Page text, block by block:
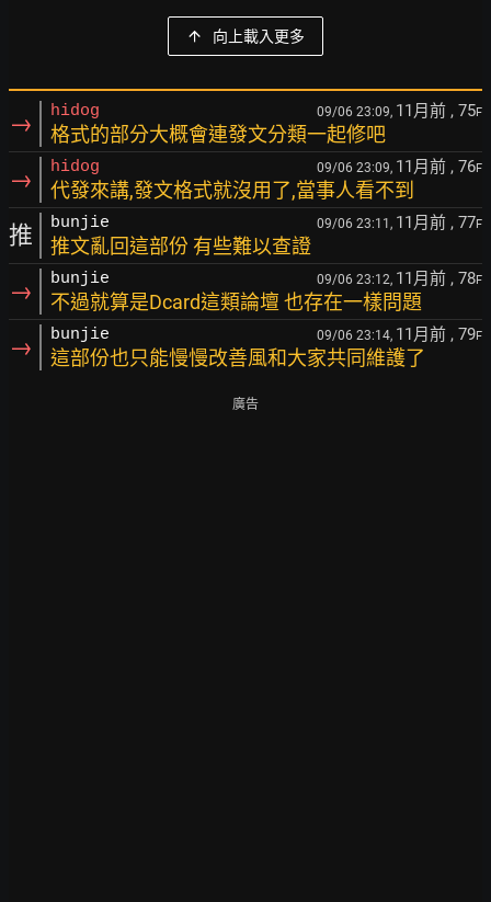
向上載入更多
→ hidog 09/06 23:09, 11月前 , 75F
格式的部分大概會連發文分類一起修吧
→ hidog 09/06 23:09, 11月前 , 76F
代發來講,發文格式就沒用了,當事人看不到
推 bunjie 09/06 23:11, 11月前 , 77F
推文亂回這部份 有些難以查證
→ bunjie 09/06 23:12, 11月前 , 78F
不過就算是Dcard這類論壇 也存在一樣問題
→ bunjie 09/06 23:14, 11月前 , 79F
這部份也只能慢慢改善風和大家共同維護了
廣告